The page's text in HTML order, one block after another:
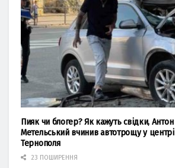
Пияк чи блогер? Як кажуть свідки, Антон
Метельський вчинив автотрощу у центрі
Тернополя
23 ПОШИРЕННЯ